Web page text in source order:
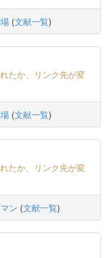
(文献一覧)
たか、リンク先が変
(文献一覧)
たか、リンク先が変
ン (文献一覧)